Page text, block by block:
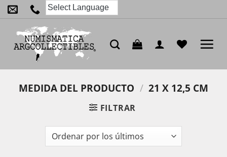
Saltar
al
contenido
MEDIDA DEL PRODUCTO / 21 X 12,5 CM
FILTRAR